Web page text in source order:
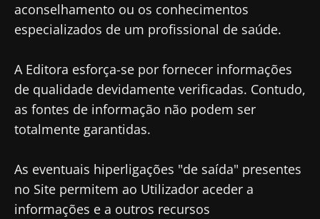
aconselhamento ou os conhecimentos
especializados de um profissional de saúde.
A Editora esforça-se por fornecer informações
de qualidade devidamente verificadas. Contudo,
as fontes de informação não podem ser
totalmente garantidas.
As eventuais hiperligações "de saída" presentes
no Site permitem ao Utilizador aceder a
informações e a outros recursos